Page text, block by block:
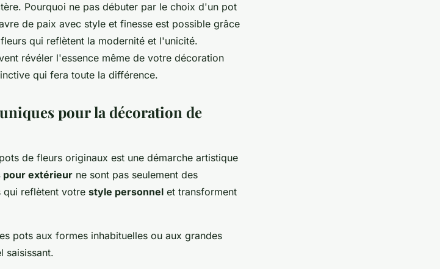
Pourquoi ne pas débuter par le choix d'un pot
de paix avec style et finesse est possible grâce
qui reflètent la modernité et l'unicité.
révéler l'essence même de votre décoration
qui fera toute la différence.
pour la décoration de
de fleurs originaux est une démarche artistique
pour extérieur ne sont pas seulement des
qui reflètent votre style personnel et transforment
pots aux formes inhabituelles ou aux grandes
saisissant.